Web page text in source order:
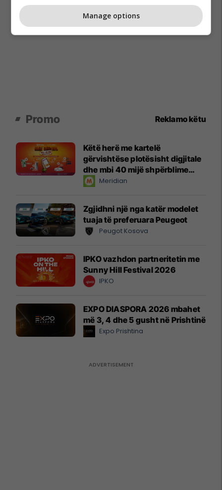
Promo Reklamo këtu
Këtë herë me kartelë
gërvishtëse plotësisht digjitale
dhe mbi 40 mijë shpërblime
instant!Meridian
Zgjidhni një nga katër modelet
tuaja të preferuara Peugeot
Peugot Kosova
IPKO vazhdon partneritetin me
Sunny Hill Festival 2026
IPKO
EXPO DIASPORA 2026 mbahet
më 3, 4 dhe 5 gusht në Prishtinë
Expo Prishtina
Manage options